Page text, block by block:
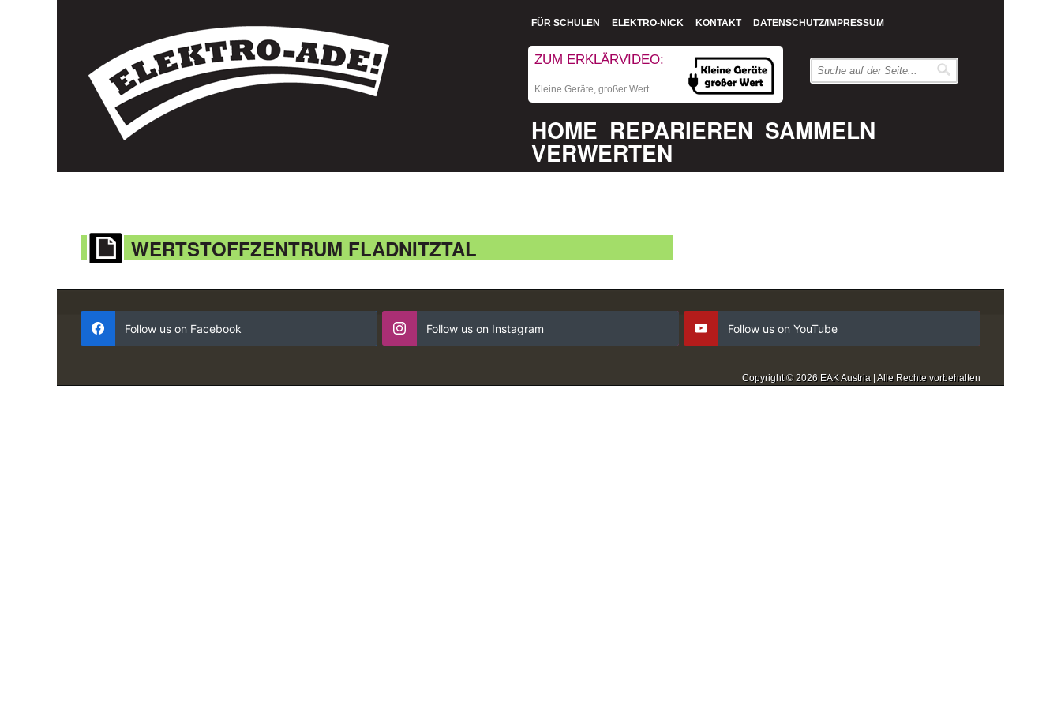
FÜR SCHULEN ELEKTRO-NICK KONTAKT DATENSCHUTZ/IMPRESSUM
ZUM ERKLÄRVIDEO:
Kleine Geräte, großer Wert
HOME REPARIEREN SAMMELN
VERWERTEN
WERTSTOFFZENTRUM FLADNITZTAL
Follow us on Facebook Follow us on Instagram Follow us on YouTube
Copyright © 2026 EAK Austria | Alle Rechte vorbehalten